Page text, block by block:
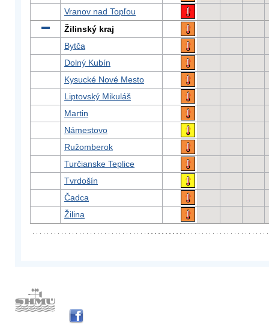
Vranov nad Topľou
Žilinský kraj
Bytča
Dolný Kubín
Kysucké Nové Mesto
Liptovský Mikuláš
Martin
Námestovo
Ružomberok
Turčianske Teplice
Tvrdošín
Čadca
Žilina